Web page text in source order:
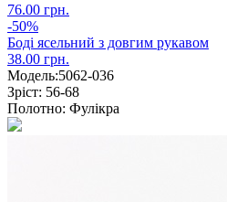
76.00 грн.
-50%
Боді ясельний з довгим рукавом
38.00 грн.
Модель:5062-036
Зріст: 56-68
Полотно: Фулікра